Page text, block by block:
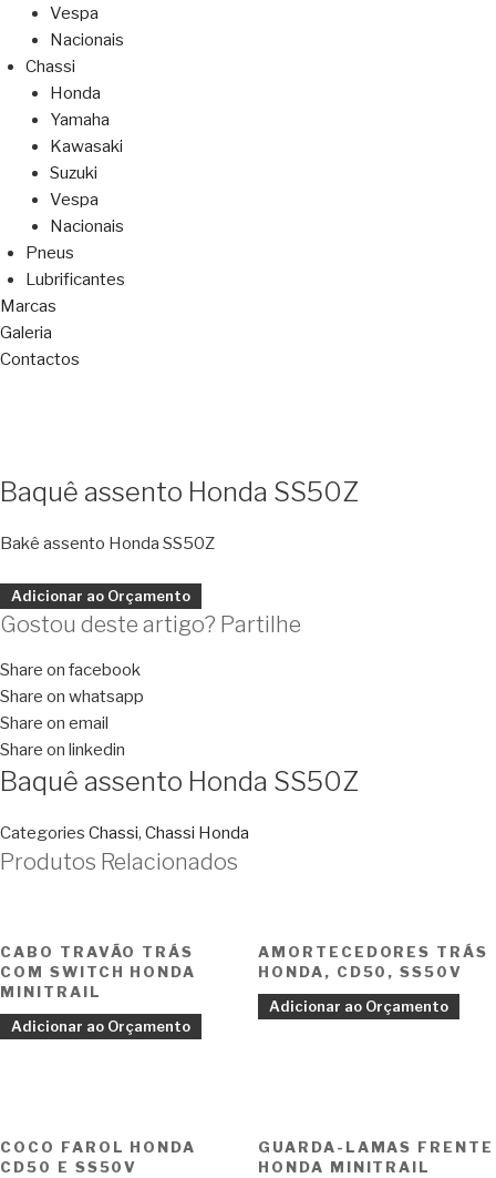
Vespa
Nacionais
Chassi
Honda
Yamaha
Kawasaki
Suzuki
Vespa
Nacionais
Pneus
Lubrificantes
Marcas
Galeria
Contactos
Baquê assento Honda SS50Z
Bakê assento Honda SS50Z
Adicionar ao Orçamento
Gostou deste artigo? Partilhe
Share on facebook
Share on whatsapp
Share on email
Share on linkedin
Baquê assento Honda SS50Z
Categories Chassi, Chassi Honda
Produtos Relacionados
CABO TRAVÃO TRÁS
COM SWITCH HONDA
MINITRAIL
Adicionar ao Orçamento
AMORTECEDORES TRÁS
HONDA, CD50, SS50V
Adicionar ao Orçamento
COCO FAROL HONDA
CD50 E SS50V
GUARDA-LAMAS FRENTE
HONDA MINITRAIL